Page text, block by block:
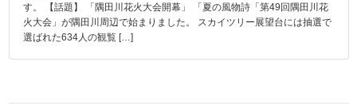
す。 【話題】 「隅田川花火大会開幕」 「夏の風物詩「第49回隅田川花
火大会」が隅田川周辺で始まりました。 スカイツリー展望台には抽選で
選ばれた634人の観覧 […]